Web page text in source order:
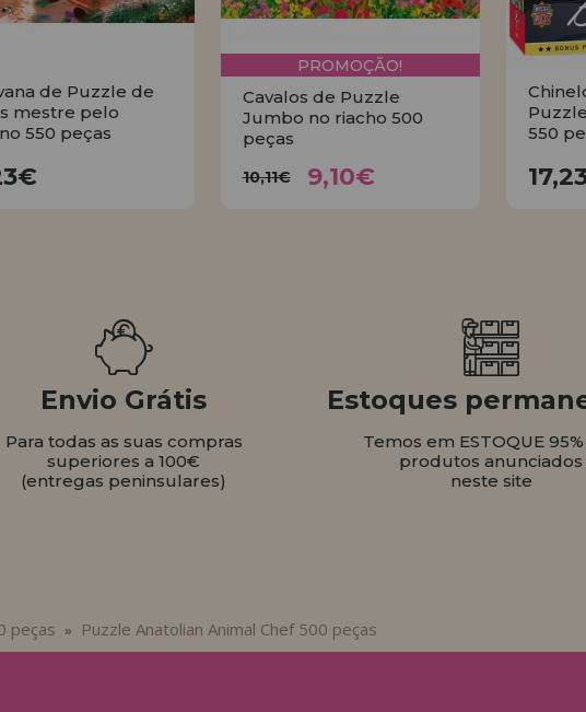
de Puzzle de
mestre pelo
550 peças
PROMOÇÃO!
Cavalos de Puzzle
Jumbo no riacho 500
peças
10,11€ 9,10€
550
Envio Grátis
Para todas as suas compras
superiores a 100€
(entregas peninsulares)
Estoques
Temos em ESTOQUE
produtos anunciados
neste site
peças » Puzzle Anatolian Animal Chef 500 peças